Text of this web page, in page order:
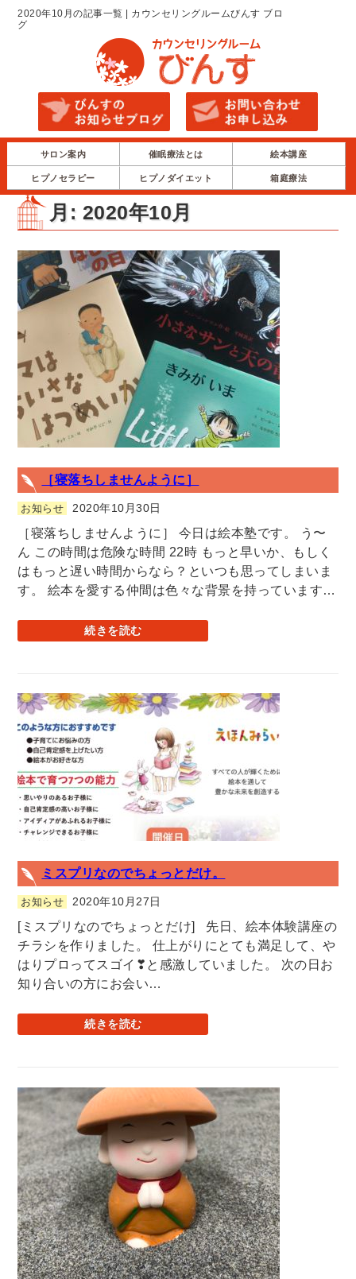
2020年10月の記事一覧 | カウンセリングルームびんす ブロ
グ
サロン案内 催眠療法とは 絵本講座
ヒプノセラピー ヒプノダイエット 箱庭療法
月: 2020年10月
［寝落ちしませんように］
お知らせ 2020年10月30日
［寝落ちしませんように］ 今日は絵本塾です。 う〜
ん この時間は危険な時間 22時 もっと早いか、もしく
はもっと遅い時間からなら？といつも思ってしまいま
す。 絵本を愛する仲間は色々な背景を持っています…
続きを読む
ミスプリなのでちょっとだけ。
お知らせ 2020年10月27日
[ミスプリなのでちょっとだけ] 先日、絵本体験講座の
チラシを作りました。 仕上がりにとても満足して、や
はりプロってスゴイ❣と感激していました。 次の日お
知り合いの方にお会い…
続きを読む